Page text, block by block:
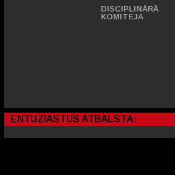
DISCIPLINĀRĀ
KOMITEJA
ENTUZIASTUS ATBALSTA: